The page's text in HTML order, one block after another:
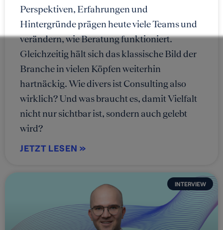
Perspektiven, Erfahrungen und
Hintergründe prägen heute viele Teams und
verändern, wie Beratung funktioniert.
Gleichzeitig hält sich das klassische Bild der
Branche in vielen Köpfen weiterhin
hartnäckig. Wie divers ist Consulting also
wirklich? Und was braucht es, damit Vielfalt
nicht nur sichtbar ist, sondern auch gelebt
wird?
JETZT LESEN »
INTERVIEW